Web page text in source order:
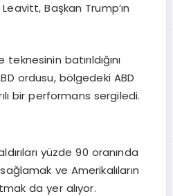
Başkan Trump’ın
batırıldığını
ordusu, bölgedeki ABD
bir performans sergiledi.
yüzde 90 oranında
ve Amerikalıların
da yer alıyor.